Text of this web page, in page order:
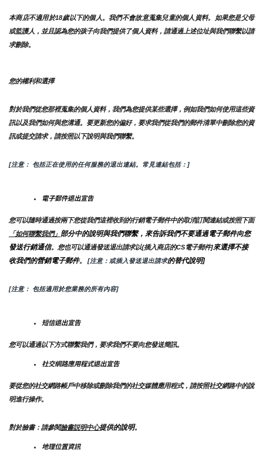
本商店不適用於18歲以下的個人。我們不會故意蒐集兒童的個人資料。如果您是父母
或監護人，並且認為您的孩子向我們提供了個人資料，請通過上述位址與我們聯繫以請
求刪除。
您的權利和選擇
對於我們從您那裡蒐集的個人資料，我們為您提供某些選擇，例如我們如何使用這些資
訊以及我們如何與您溝通。要更新您的偏好，要求我們從我們的郵件清單中刪除您的資
訊或提交請求，請按照以下說明與我們聯繫。
[注意： 包括正在使用的任何服務的退出連結。常見連結包括：]
電子郵件退出宣告
您可以隨時通過按兩下您從我們這裡收到的行銷電子郵件中的取消訂閱連結或按照下面
「如何聯繫我們」 部分中的說明與我們聯繫，來告訴我們不要通過電子郵件向您
發送行銷通信。您也可以通過發送退出請求以{插入商店的CS電子郵件]來選擇不接
收我們的營銷電子郵件。 [注意：或插入發送退出請求的替代說明]
[注意： 包括適用於您業務的所有內容]
短信退出宣告
您可以通過以下方式聯繫我們，要求我們不要向您發送簡訊。
社交網路應用程式退出宣告
要從您的社交網路帳戶中移除或刪除我們的社交媒體應用程式，請按照社交網路中的說
明進行操作。
對於臉書：請參閱臉書説明中心提供的說明。
地理位置資訊